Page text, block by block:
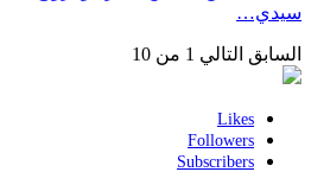
سيدي…
السابق التالي 1 من 10
Likes
Followers
Subscribers